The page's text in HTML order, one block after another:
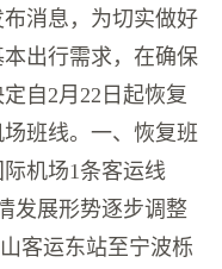
消息，为切实做好
出行需求，在确保
自2月22日起恢复
班线。一、恢复班
机场1条客运线
发展形势逐步调整
客运东站至宁波栎